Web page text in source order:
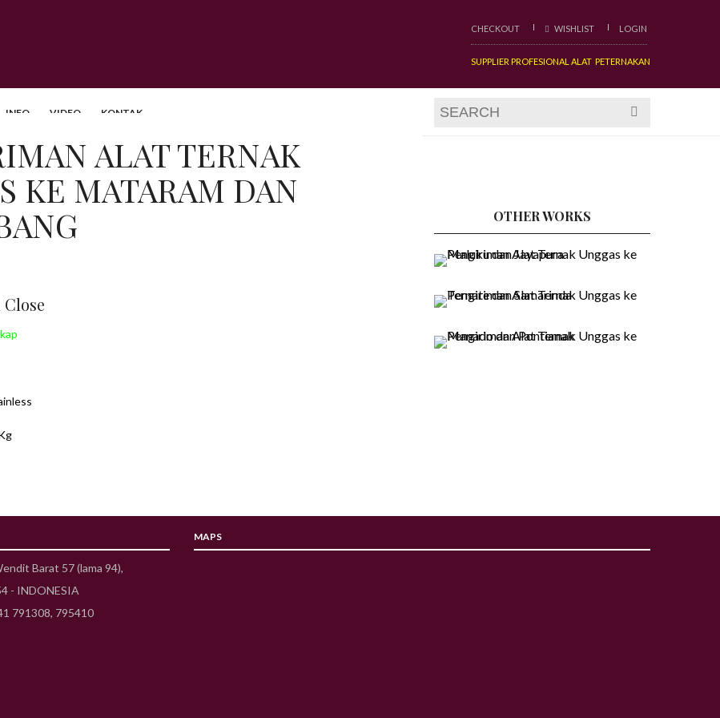
CHECKOUT WISHLIST LOGIN
SUPPLIER PROFESIONAL ALAT PETERNAKAN
INFO VIDEO KONTAK
ALAT TERNAK
KE MATARAM DAN
OTHER WORKS
Barat 57 (lama 94),
- INDONESIA
791308, 795410
MAPS